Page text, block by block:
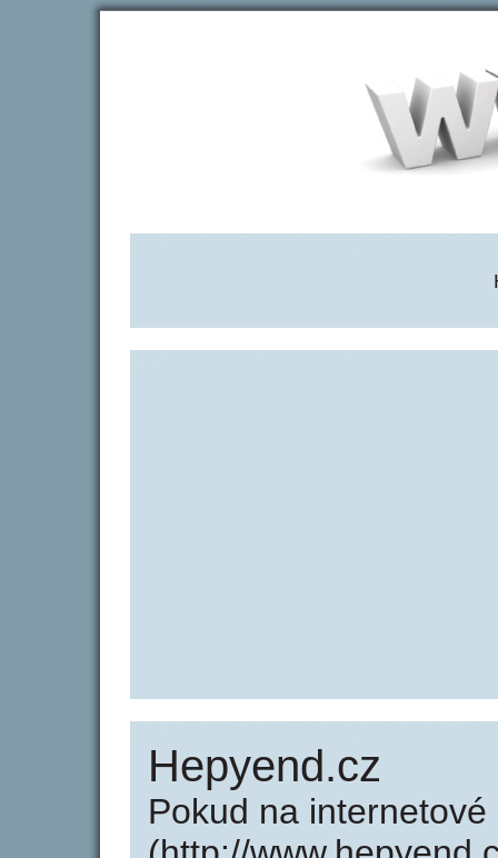
Hepyend.cz
Pokud na